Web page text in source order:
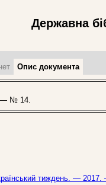
Державна
Опис документа
— № 14.
тиждень. —